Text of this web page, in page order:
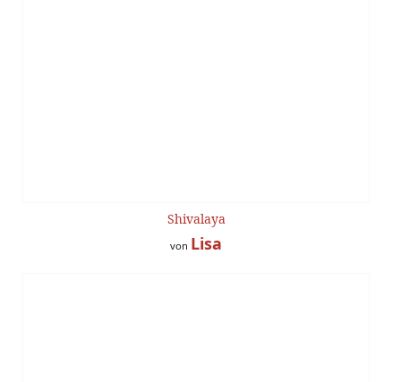
Shivalaya
von Lisa